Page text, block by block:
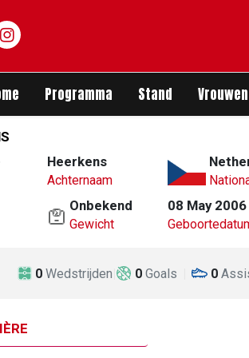
Delen op Whatsapp
Programma Stand Vrouwen
Heerkens
Achternaam
Onbekend
Gewicht
08 May 2006
0 Wedstrijden 0 Goals 0